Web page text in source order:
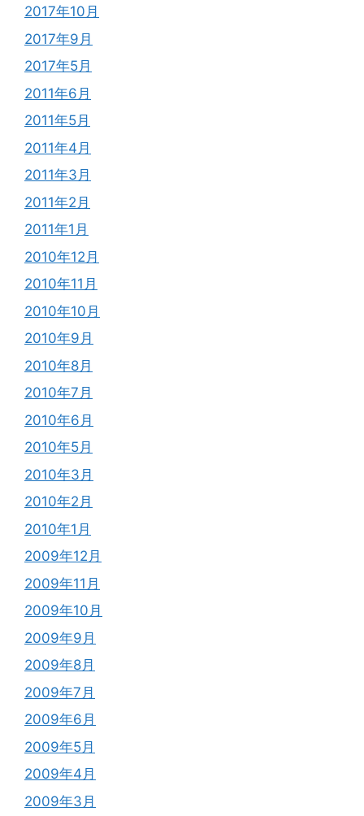
2017年10月
2017年9月
2017年5月
2011年6月
2011年5月
2011年4月
2011年3月
2011年2月
2011年1月
2010年12月
2010年11月
2010年10月
2010年9月
2010年8月
2010年7月
2010年6月
2010年5月
2010年3月
2010年2月
2010年1月
2009年12月
2009年11月
2009年10月
2009年9月
2009年8月
2009年7月
2009年6月
2009年5月
2009年4月
2009年3月